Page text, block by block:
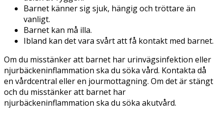
Barnet känner sig sjuk, hängig och tröttare än
vanligt.
Barnet kan må illa.
Ibland kan det vara svårt att få kontakt med barnet.
Om du misstänker att barnet har urinvägsinfektion eller
njurbäckeninflammation ska du söka vård. Kontakta då
en vårdcentral eller en jourmottagning. Om det är stängt
och du misstänker att barnet har
njurbäckeninflammation ska du söka akutvård.